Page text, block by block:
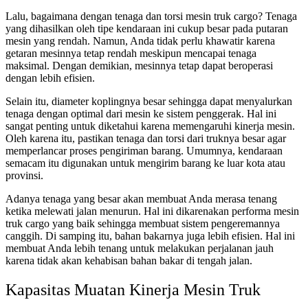
Lalu, bagaimana dengan tenaga dan torsi mesin truk cargo? Tenaga
yang dihasilkan oleh tipe kendaraan ini cukup besar pada putaran
mesin yang rendah. Namun, Anda tidak perlu khawatir karena
getaran mesinnya tetap rendah meskipun mencapai tenaga
maksimal. Dengan demikian, mesinnya tetap dapat beroperasi
dengan lebih efisien.
Selain itu, diameter koplingnya besar sehingga dapat menyalurkan
tenaga dengan optimal dari mesin ke sistem penggerak. Hal ini
sangat penting untuk diketahui karena memengaruhi kinerja mesin.
Oleh karena itu, pastikan tenaga dan torsi dari truknya besar agar
memperlancar proses pengiriman barang. Umumnya, kendaraan
semacam itu digunakan untuk mengirim barang ke luar kota atau
provinsi.
Adanya tenaga yang besar akan membuat Anda merasa tenang
ketika melewati jalan menurun. Hal ini dikarenakan performa mesin
truk cargo yang baik sehingga membuat sistem pengeremannya
canggih. Di samping itu, bahan bakarnya juga lebih efisien. Hal ini
membuat Anda lebih tenang untuk melakukan perjalanan jauh
karena tidak akan kehabisan bahan bakar di tengah jalan.
Kapasitas Muatan Kinerja Mesin Truk